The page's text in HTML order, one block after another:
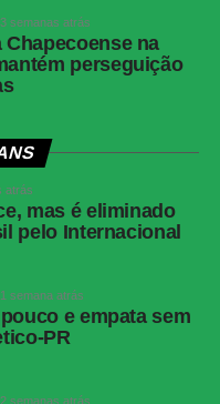
Alex dos Santos (SC)
Ferreira (MG)
do 1º tempo; Erick,
Marinho, aos 47
— todos pelo Vitória
Cacá, Luan Candido e
Vitor), Baralhas e
Benavídez, Aguirre,
Jadson (Renan
3 semanas atrás
na
perseguição
atrás
mas é eliminado
pelo Internacional
1 semana atrás
e empata sem
PR
2 semanas atrás